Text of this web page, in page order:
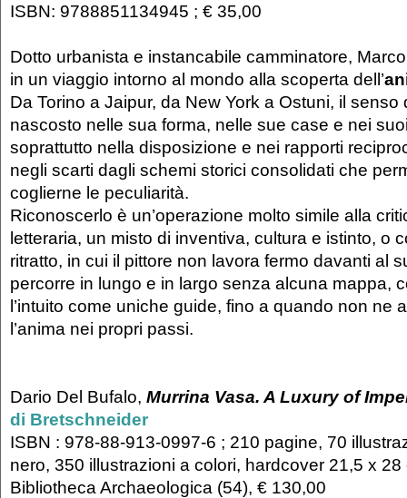
ISBN: 9788851134945 ; € 35,00
Dotto urbanista e instancabile camminatore,
in un viaggio intorno al mondo alla scoperta dell’
Da Torino a Jaipur, da New York a Ostuni, il senso
nascosto nelle sua forma, nelle sue case e nei
soprattutto nella disposizione e nei rapporti
negli scarti dagli schemi storici consolidati che
coglierne le peculiarità.
Riconoscerlo è un’operazione molto simile alla
letteraria, un misto di inventiva, cultura e istinto, o
ritratto, in cui il pittore non lavora fermo davanti al
percorre in lungo e in largo senza alcuna mappa,
l’intuito come uniche guide, fino a quando non ne
l’anima nei propri passi.
Dario Del Bufalo, Murrina Vasa. A Luxury of
di Bretschneider
ISBN : 978-88-913-0997-6 ; 210 pagine, 70
nero, 350 illustrazioni a colori, hardcover 21,5 x 28
Bibliotheca Archaeologica (54), € 130,00